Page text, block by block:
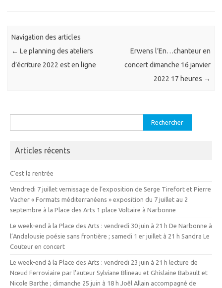
Navigation des articles
← Le planning des ateliers
d’écriture 2022 est en ligne
Erwens l’En…chanteur en
concert dimanche 16 janvier
2022 17 heures →
Articles récents
C’est la rentrée
Vendredi 7 juillet vernissage de l’exposition de Serge Tirefort et Pierre
Vacher « Formats méditerranéens » exposition du 7 juillet au 2
septembre à la Place des Arts 1 place Voltaire à Narbonne
Le week-end à la Place des Arts : vendredi 30 juin à 21 h De Narbonne à
l’Andalousie poésie sans frontière ; samedi 1 er juillet à 21 h Sandra Le
Couteur en concert
Le week-end à la Place des Arts : vendredi 23 juin à 21 h lecture de
Nœud Ferroviaire par l’auteur Sylviane Blineau et Ghislaine Babault et
Nicole Barthe ; dimanche 25 juin à 18 h Joêl Allain accompagné de